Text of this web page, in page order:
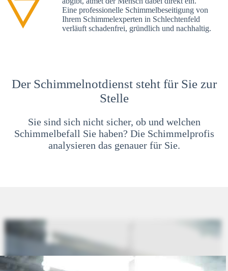
Eine professionelle Schimmelbeseitigung von
Ihrem Schimmelexperten in Schlechtenfeld
verläuft schadenfrei, gründlich und nachhaltig.
Der Schimmelnotdienst steht für Sie zur
Stelle
Sie sind sich nicht sicher, ob und welchen
Schimmelbefall Sie haben? Die Schimmelprofis
analysieren das genauer für Sie.